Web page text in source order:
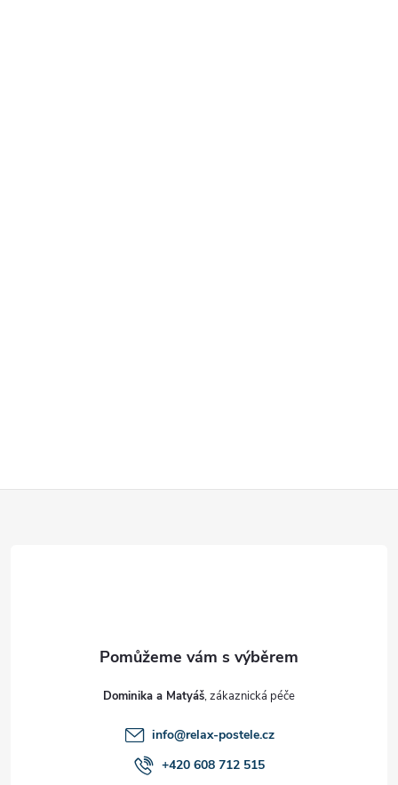
Dominika a Matyáš
info@relax-postele.cz
+420 608 712 515